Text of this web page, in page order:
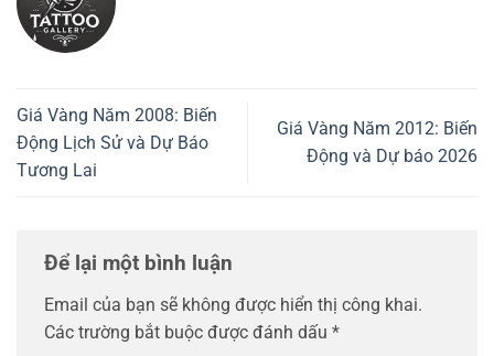
Giá Vàng Năm 2008: Biến
Động Lịch Sử và Dự Báo
Tương Lai
Giá Vàng Năm 2012: Biến
Động và Dự báo 2026
Để lại một bình luận
Email của bạn sẽ không được hiển thị công khai.
Các trường bắt buộc được đánh dấu *